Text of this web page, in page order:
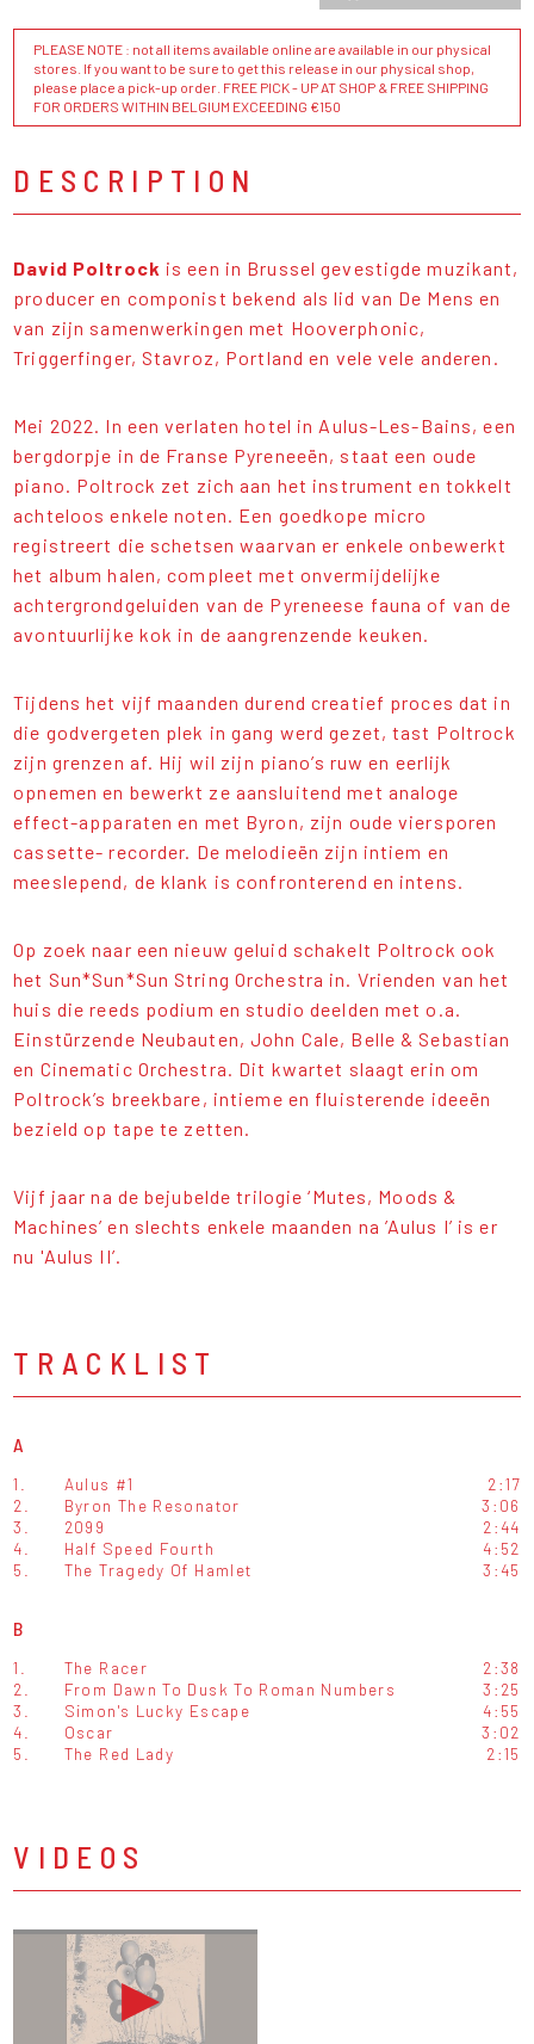
PLEASE NOTE : not all items available online are available in our physical
stores. If you want to be sure to get this release in our physical shop,
please place a pick-up order. FREE PICK - UP AT SHOP & FREE SHIPPING
FOR ORDERS WITHIN BELGIUM EXCEEDING €150
DESCRIPTION
David Poltrock is een in Brussel gevestigde muzikant,
producer en componist bekend als lid van De Mens en
van zijn samenwerkingen met Hooverphonic,
Triggerfinger, Stavroz, Portland en vele vele anderen.
Mei 2022. In een verlaten hotel in Aulus-Les-Bains, een
bergdorpje in de Franse Pyreneeën, staat een oude
piano. Poltrock zet zich aan het instrument en tokkelt
achteloos enkele noten. Een goedkope micro
registreert die schetsen waarvan er enkele onbewerkt
het album halen, compleet met onvermijdelijke
achtergrondgeluiden van de Pyreneese fauna of van de
avontuurlijke kok in de aangrenzende keuken.
Tijdens het vijf maanden durend creatief proces dat in
die godvergeten plek in gang werd gezet, tast Poltrock
zijn grenzen af. Hij wil zijn piano’s ruw en eerlijk
opnemen en bewerkt ze aansluitend met analoge
effect-apparaten en met Byron, zijn oude viersporen
cassette- recorder. De melodieën zijn intiem en
meeslepend, de klank is confronterend en intens.
Op zoek naar een nieuw geluid schakelt Poltrock ook
het Sun*Sun*Sun String Orchestra in. Vrienden van het
huis die reeds podium en studio deelden met o.a.
Einstürzende Neubauten, John Cale, Belle & Sebastian
en Cinematic Orchestra. Dit kwartet slaagt erin om
Poltrock’s breekbare, intieme en fluisterende ideeën
bezield op tape te zetten.
Vijf jaar na de bejubelde trilogie ‘Mutes, Moods &
Machines’ en slechts enkele maanden na ’Aulus I’ is er
nu 'Aulus II’.
TRACKLIST
A
1. Aulus #1
2:17
2.
Byron The Resonator
3:06
3.
2099
2:44
4.
Half Speed Fourth
4:52
5.
The Tragedy Of Hamlet 3:45
B
1. The Racer
2:38
2.
From Dawn To Dusk To Roman Numbers
3:25
3.
Simon's Lucky Escape
4:55
4.
Oscar
3:02
5.
The Red Lady 2:15
VIDEOS